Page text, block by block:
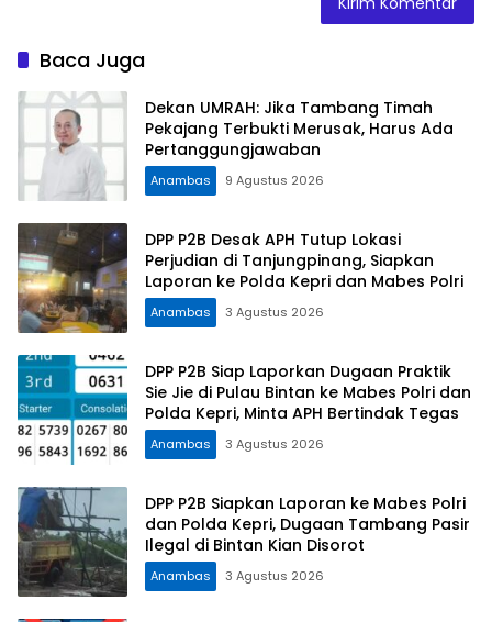
Baca Juga
Dekan UMRAH: Jika Tambang Timah
Pekajang Terbukti Merusak, Harus Ada
Pertanggungjawaban
Anambas 9 Agustus 2026
DPP P2B Desak APH Tutup Lokasi
Perjudian di Tanjungpinang, Siapkan
Laporan ke Polda Kepri dan Mabes Polri
Anambas 3 Agustus 2026
DPP P2B Siap Laporkan Dugaan Praktik
Sie Jie di Pulau Bintan ke Mabes Polri dan
Polda Kepri, Minta APH Bertindak Tegas
Anambas 3 Agustus 2026
DPP P2B Siapkan Laporan ke Mabes Polri
dan Polda Kepri, Dugaan Tambang Pasir
Ilegal di Bintan Kian Disorot
Anambas 3 Agustus 2026